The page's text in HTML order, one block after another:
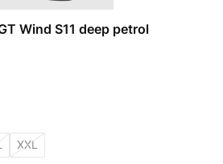
Wind S11 deep petrol
XXL